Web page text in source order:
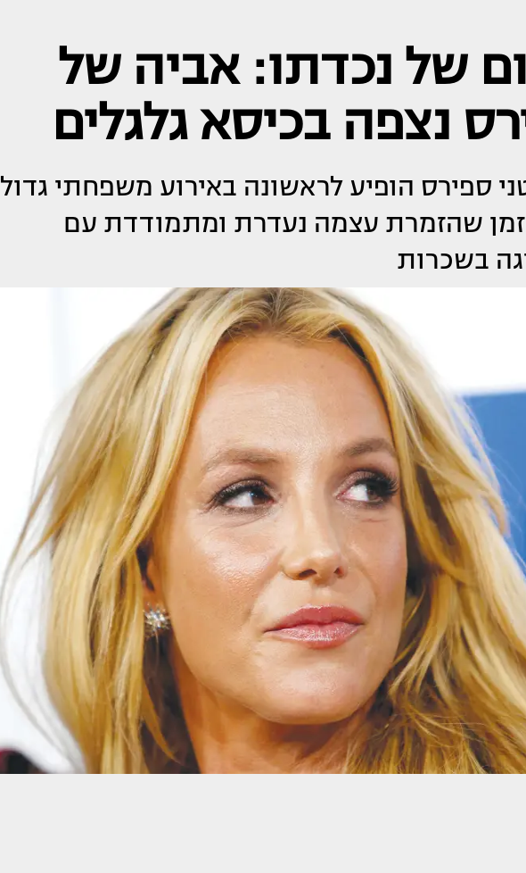
של נכדתו: אביה של
נצפה בכיסא גלגלים
ספירס הופיע לראשונה באירוע משפחתי גדול
שהזמרת עצמה נעדרת ומתמודדת עם
בשכרות